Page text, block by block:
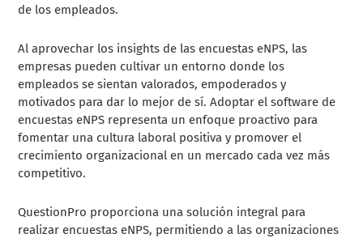
de los empleados.
Al aprovechar los insights de las encuestas eNPS, las
empresas pueden cultivar un entorno donde los
empleados se sientan valorados, empoderados y
motivados para dar lo mejor de sí. Adoptar el software de
encuestas eNPS representa un enfoque proactivo para
fomentar una cultura laboral positiva y promover el
crecimiento organizacional en un mercado cada vez más
competitivo.
QuestionPro proporciona una solución integral para
realizar encuestas eNPS, permitiendo a las organizaciones